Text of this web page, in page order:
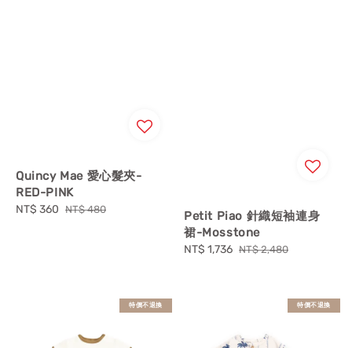
Quincy Mae 愛心髮夾-
RED-PINK
Sale
NT$ 360 Regular
NT$ 480
Petit Piao 針織短袖連身
裙-Mosstone
Sale
NT$ 1,736 Regular
NT$ 2,480
特價不退換 特價不退換